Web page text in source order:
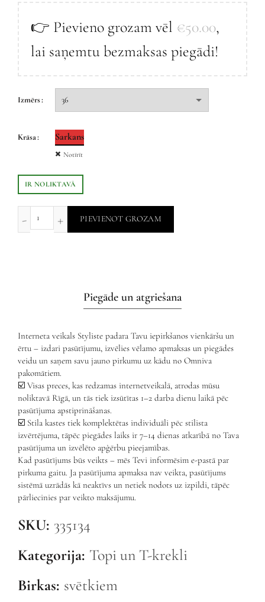
👉 Pievieno grozam vēl €50.00,
lai saņemtu bezmaksas piegādi!
Izmērs
Krāsa Sarkans
Notīrīt
IR NOLIKTAVĀ
PIEVIENOT GROZAM
Piegāde un atgriešana
Interneta veikals Styliste padara Tavu iepirkšanos vienkāršu un
ērtu – izdari pasūtījumu, izvēlies vēlamo apmaksas un piegādes
veidu un saņem savu jauno pirkumu uz kādu no Omniva
pakomātiem.
☑️ Visas preces, kas redzamas internetveikalā, atrodas mūsu
noliktavā Rīgā, un tās tiek izsūtītas 1–2 darba dienu laikā pēc
pasūtījuma apstiprināšanas.
☑️ Stila kastes tiek komplektētas individuāli pēc stilista
izvērtējuma, tāpēc piegādes laiks ir 7–14 dienas atkarībā no Tava
pasūtījuma un izvēlēto apģērbu pieejamības.
Kad pasūtījums būs veikts – mēs Tevi informēsim e-pastā par
pirkuma gaitu. Ja pasūtījuma apmaksa nav veikta, pasūtījums
sistēmā uzrādās kā neaktīvs un netiek nodots uz izpildi, tāpēc
pārliecinies par veikto maksājumu.
SKU: 335134
Kategorija: Topi un T-krekli
Birkas: svētkiem